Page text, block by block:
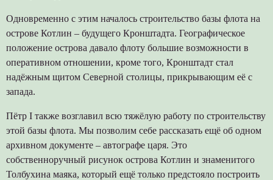
Одновременно с этим началось строительство базы флота на
острове Котлин – будущего Кронштадта. Географическое
положение острова давало флоту большие возможности в
оперативном отношении, кроме того, Кронштадт стал
надёжным щитом Северной столицы, прикрывающим её с
запада.
Пётр I также возглавил всю тяжёлую работу по строительству
этой базы флота. Мы позволим себе рассказать ещё об одном
архивном документе – автографе царя. Это
собственноручный рисунок острова Котлин и знаменитого
Толбухина маяка, который ещё только предстояло построить